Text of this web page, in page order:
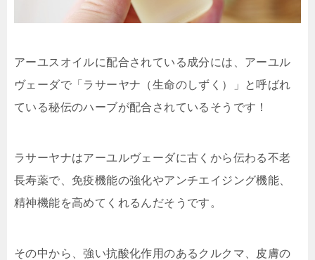
アーユスオイルに配合されている成分には、アーユル
ヴェーダで 「ラサーヤナ（生命のしずく）」と呼ばれ
ている秘伝のハーブが配合されているそうです！
ラサーヤナはアーユルヴェーダに古くから伝わる不老
長寿薬で、免疫機能の強化やアンチエイジング機能、
精神機能を高めてくれる んだそうです。
その中から、強い抗酸化作用のあるクルクマ、皮膚の